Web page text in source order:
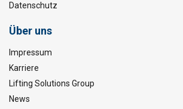
Datenschutz
Über uns
Impressum
Karriere
Lifting Solutions Group
News